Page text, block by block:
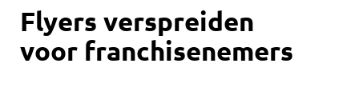
Flyers verspreiden
voor franchisenemers